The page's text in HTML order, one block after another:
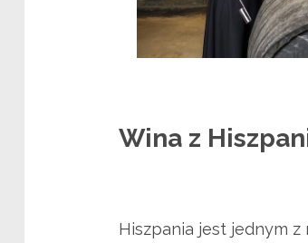
Wina z
Hiszpania jest jednym